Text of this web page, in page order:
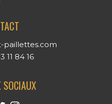
paillettes.com
11 84 16
SOCIAUX